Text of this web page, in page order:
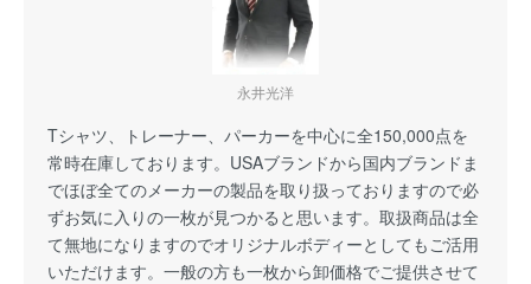
永井光洋
Tシャツ、トレーナー、パーカーを中心に全150,000点を
常時在庫しております。USAブランドから国内ブランドま
でほぼ全てのメーカーの製品を取り扱っておりますので必
ずお気に入りの一枚が見つかると思います。取扱商品は全
て無地になりますのでオリジナルボディーとしてもご活用
いただけます。一般の方も一枚から卸価格でご提供させて